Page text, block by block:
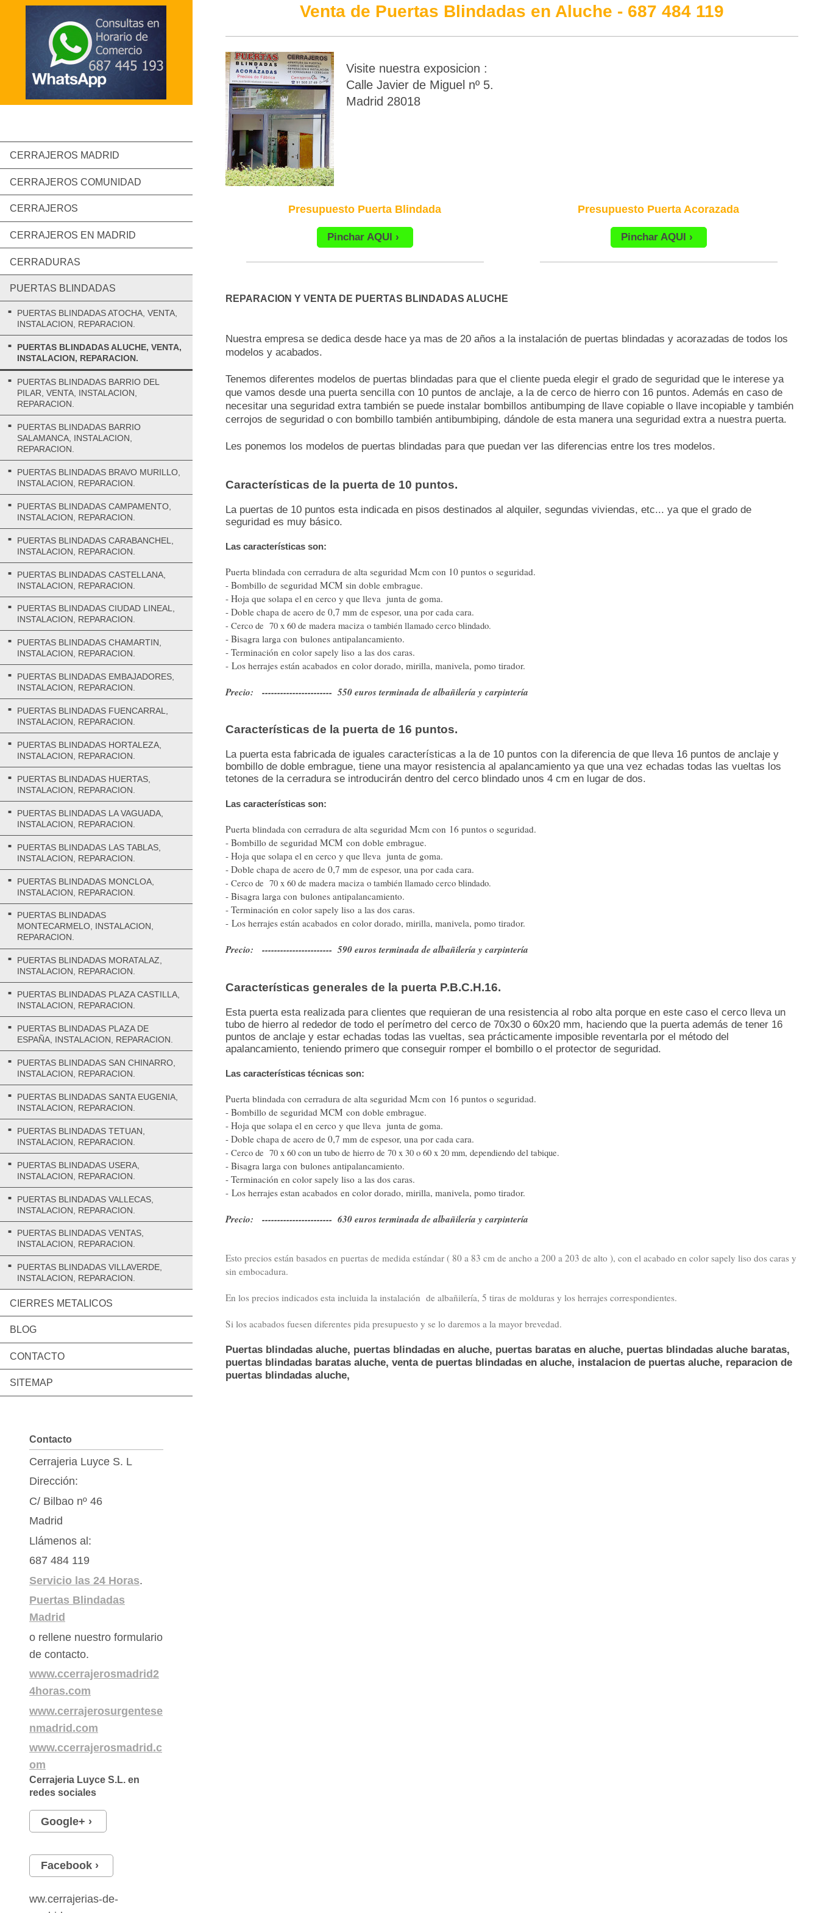
CERRAJEROS MADRID
CERRAJEROS COMUNIDAD
CERRAJEROS
CERRAJEROS EN MADRID
CERRADURAS
PUERTAS BLINDADAS
PUERTAS BLINDADAS ATOCHA, VENTA,
INSTALACION, REPARACION.
PUERTAS BLINDADAS ALUCHE, VENTA,
INSTALACION, REPARACION.
PUERTAS BLINDADAS BARRIO DEL
PILAR, VENTA, INSTALACION,
REPARACION.
PUERTAS BLINDADAS BARRIO
SALAMANCA, INSTALACION,
REPARACION.
PUERTAS BLINDADAS BRAVO MURILLO,
INSTALACION, REPARACION.
PUERTAS BLINDADAS CAMPAMENTO,
INSTALACION, REPARACION.
PUERTAS BLINDADAS CARABANCHEL,
INSTALACION, REPARACION.
PUERTAS BLINDADAS CASTELLANA,
INSTALACION, REPARACION.
PUERTAS BLINDADAS CIUDAD LINEAL,
INSTALACION, REPARACION.
PUERTAS BLINDADAS CHAMARTIN,
INSTALACION, REPARACION.
PUERTAS BLINDADAS EMBAJADORES,
INSTALACION, REPARACION.
PUERTAS BLINDADAS FUENCARRAL,
INSTALACION, REPARACION.
PUERTAS BLINDADAS HORTALEZA,
INSTALACION, REPARACION.
PUERTAS BLINDADAS HUERTAS,
INSTALACION, REPARACION.
PUERTAS BLINDADAS LA VAGUADA,
INSTALACION, REPARACION.
PUERTAS BLINDADAS LAS TABLAS,
INSTALACION, REPARACION.
PUERTAS BLINDADAS MONCLOA,
INSTALACION, REPARACION.
PUERTAS BLINDADAS
MONTECARMELO, INSTALACION,
REPARACION.
PUERTAS BLINDADAS MORATALAZ,
INSTALACION, REPARACION.
PUERTAS BLINDADAS PLAZA CASTILLA,
INSTALACION, REPARACION.
PUERTAS BLINDADAS PLAZA DE
ESPAÑA, INSTALACION, REPARACION.
PUERTAS BLINDADAS SAN CHINARRO,
INSTALACION, REPARACION.
PUERTAS BLINDADAS SANTA EUGENIA,
INSTALACION, REPARACION.
PUERTAS BLINDADAS TETUAN,
INSTALACION, REPARACION.
PUERTAS BLINDADAS USERA,
INSTALACION, REPARACION.
PUERTAS BLINDADAS VALLECAS,
INSTALACION, REPARACION.
PUERTAS BLINDADAS VENTAS,
INSTALACION, REPARACION.
PUERTAS BLINDADAS VILLAVERDE,
INSTALACION, REPARACION.
CIERRES METALICOS
BLOG
CONTACTO
SITEMAP
Contacto
Cerrajeria Luyce S. L
Dirección:
C/ Bilbao nº 46
Madrid
Llámenos al:
687 484 119
Servicio las 24 Horas.
Puertas Blindadas
Madrid
o rellene nuestro formulario
de contacto.
www.ccerrajerosmadrid2
4horas.com
www.cerrajerosurgentese
nmadrid.com
www.ccerrajerosmadrid.c
om
Cerrajeria Luyce S.L. en
redes sociales
Google+
Facebook
ww.cerrajerias-de-
Venta de Puertas Blindadas en Aluche - 687 484 119
Visite nuestra exposicion :
Calle Javier de Miguel nº 5.
Madrid 28018
Presupuesto Puerta Blindada
Pinchar AQUI
Presupuesto Puerta Acorazada
Pinchar AQUI
REPARACION Y VENTA DE PUERTAS BLINDADAS ALUCHE
Nuestra empresa se dedica desde hace ya mas de 20 años a la instalación de puertas blindadas y acorazadas de todos los
modelos y acabados.
Tenemos diferentes modelos de puertas blindadas para que el cliente pueda elegir el grado de seguridad que le interese ya
que vamos desde una puerta sencilla con 10 puntos de anclaje, a la de cerco de hierro con 16 puntos. Además en caso de
necesitar una seguridad extra también se puede instalar bombillos antibumping de llave copiable o llave incopiable y también
cerrojos de seguridad o con bombillo también antibumbiping, dándole de esta manera una seguridad extra a nuestra puerta.
Les ponemos los modelos de puertas blindadas para que puedan ver las diferencias entre los tres modelos.
Características de la puerta de 10 puntos.
La puertas de 10 puntos esta indicada en pisos destinados al alquiler, segundas viviendas, etc... ya que el grado de
seguridad es muy básico.
Las características son:
Puerta blindada con cerradura de alta seguridad Mcm con 10 puntos o seguridad.
- Bombillo de seguridad MCM sin doble embrague.
- Hoja que solapa el en cerco y que lleva junta de goma.
- Doble chapa de acero de 0,7 mm de espesor, una por cada cara.
- Cerco de 70 x 60 de madera maciza o también llamado cerco blindado.
- Bisagra larga con bulones antipalancamiento.
- Terminación en color sapely liso a las dos caras.
- Los herrajes están acabados en color dorado, mirilla, manivela, pomo tirador.
Precio: ----------------------- 550 euros terminada de albañilería y carpintería
Características de la puerta de 16 puntos.
La puerta esta fabricada de iguales características a la de 10 puntos con la diferencia de que lleva 16 puntos de anclaje y
bombillo de doble embrague, tiene una mayor resistencia al apalancamiento ya que una vez echadas todas las vueltas los
tetones de la cerradura se introducirán dentro del cerco blindado unos 4 cm en lugar de dos.
Las características son:
Puerta blindada con cerradura de alta seguridad Mcm con 16 puntos o seguridad.
- Bombillo de seguridad MCM con doble embrague.
- Hoja que solapa el en cerco y que lleva junta de goma.
- Doble chapa de acero de 0,7 mm de espesor, una por cada cara.
- Cerco de 70 x 60 de madera maciza o también llamado cerco blindado.
- Bisagra larga con bulones antipalancamiento.
- Terminación en color sapely liso a las dos caras.
- Los herrajes están acabados en color dorado, mirilla, manivela, pomo tirador.
Precio: ----------------------- 590 euros terminada de albañilería y carpintería
Características generales de la puerta P.B.C.H.16.
Esta puerta esta realizada para clientes que requieran de una resistencia al robo alta porque en este caso el cerco lleva un
tubo de hierro al rededor de todo el perímetro del cerco de 70x30 o 60x20 mm, haciendo que la puerta además de tener 16
puntos de anclaje y estar echadas todas las vueltas, sea prácticamente imposible reventarla por el método del
apalancamiento, teniendo primero que conseguir romper el bombillo o el protector de seguridad.
Las características técnicas son:
Puerta blindada con cerradura de alta seguridad Mcm con 16 puntos o seguridad.
- Bombillo de seguridad MCM con doble embrague.
- Hoja que solapa el en cerco y que lleva junta de goma.
- Doble chapa de acero de 0,7 mm de espesor, una por cada cara.
- Cerco de 70 x 60 con un tubo de hierro de 70 x 30 o 60 x 20 mm, dependiendo del tabique.
- Bisagra larga con bulones antipalancamiento.
- Terminación en color sapely liso a las dos caras.
- Los herrajes estan acabados en color dorado, mirilla, manivela, pomo tirador.
Precio: ----------------------- 630 euros terminada de albañilería y carpintería
Esto precios están basados en puertas de medida estándar ( 80 a 83 cm de ancho a 200 a 203 de alto ), con el acabado en color sapely liso dos caras y
sin embocadura.
En los precios indicados esta incluida la instalación de albañilería, 5 tiras de molduras y los herrajes correspondientes.
Si los acabados fuesen diferentes pida presupuesto y se lo daremos a la mayor brevedad.
Puertas blindadas aluche, puertas blindadas en aluche, puertas baratas en aluche, puertas blindadas aluche baratas,
puertas blindadas baratas aluche, venta de puertas blindadas en aluche, instalacion de puertas aluche, reparacion de
puertas blindadas aluche,